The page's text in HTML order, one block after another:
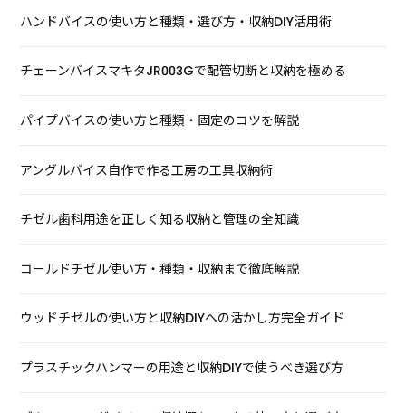
ハンドバイスの使い方と種類・選び方・収納DIY活用術
チェーンバイスマキタJR003Gで配管切断と収納を極める
パイプバイスの使い方と種類・固定のコツを解説
アングルバイス自作で作る工房の工具収納術
チゼル歯科用途を正しく知る収納と管理の全知識
コールドチゼル使い方・種類・収納まで徹底解説
ウッドチゼルの使い方と収納DIYへの活かし方完全ガイド
プラスチックハンマーの用途と収納DIYで使うべき選び方